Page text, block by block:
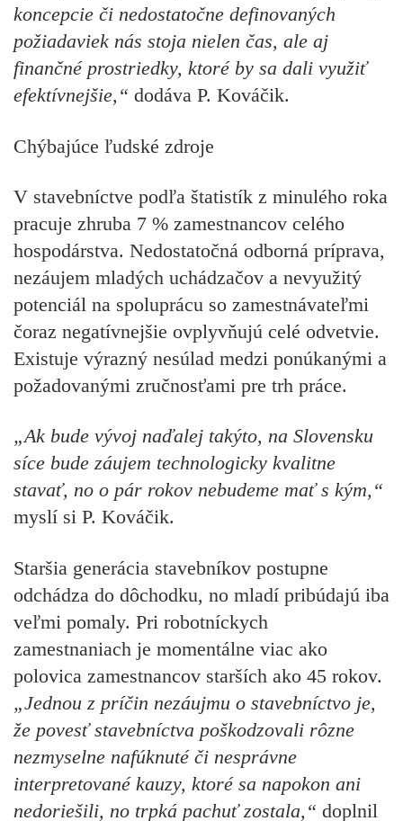
koncepcie či nedostatočne definovaných
požiadaviek nás stoja nielen čas, ale aj
finančné prostriedky, ktoré by sa dali využiť
efektívnejšie,“ dodáva P. Kováčik.
Chýbajúce ľudské zdroje
V stavebníctve podľa štatistík z minulého roka
pracuje zhruba 7 % zamestnancov celého
hospodárstva. Nedostatočná odborná príprava,
nezáujem mladých uchádzačov a nevyužitý
potenciál na spoluprácu so zamestnávateľmi
čoraz negatívnejšie ovplyvňujú celé odvetvie.
Existuje výrazný nesúlad medzi ponúkanými a
požadovanými zručnosťami pre trh práce.
„Ak bude vývoj naďalej takýto, na Slovensku
síce bude záujem technologicky kvalitne
stavať, no o pár rokov nebudeme mať s kým,“
myslí si P. Kováčik.
Staršia generácia stavebníkov postupne
odchádza do dôchodku, no mladí pribúdajú iba
veľmi pomaly. Pri robotníckych
zamestnaniach je momentálne viac ako
polovica zamestnancov starších ako 45 rokov.
„Jednou z príčin nezáujmu o stavebníctvo je,
že povesť stavebníctva poškodzovali rôzne
nezmyselne nafúknuté či nesprávne
interpretované kauzy, ktoré sa napokon ani
nedoriešili, no trpká pachuť zostala,“ doplnil